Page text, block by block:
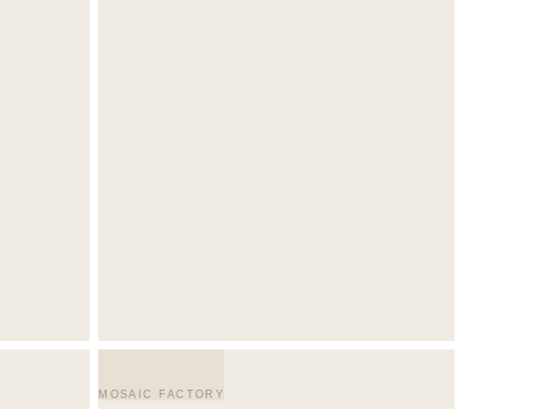
MOSAIC FACTORY